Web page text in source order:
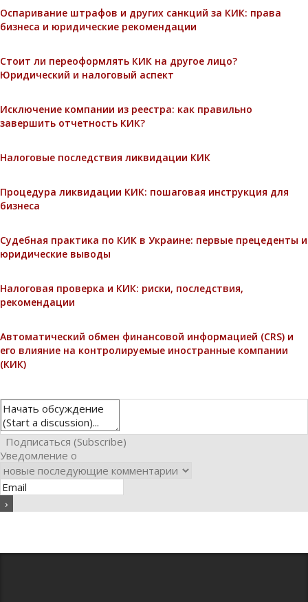
Оспаривание штрафов и других санкций за КИК: права
бизнеса и юридические рекомендации
Стоит ли переоформлять КИК на другое лицо?
Юридический и налоговый аспект
Исключение компании из реестра: как правильно
завершить отчетность КИК?
Налоговые последствия ликвидации КИК
Процедура ликвидации КИК: пошаговая инструкция для
бизнеса
Судебная практика по КИК в Украине: первые прецеденты и
юридические выводы
Налоговая проверка и КИК: риски, последствия,
рекомендации
Автоматический обмен финансовой информацией (CRS) и
его влияние на контролируемые иностранные компании
(КИК)
Подписаться (Subscribe)
Уведомление о